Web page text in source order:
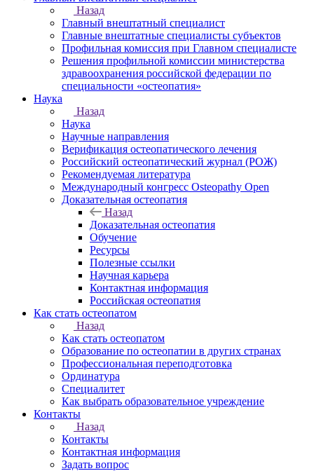
Назад
Главный внештатный специалист
Главные внештатные специалисты субъектов
Профильная комиссия при Главном специалисте
Решения профильной комиссии министерства
здравоохранения российской федерации по
специальности «остеопатия»
Наука
Назад
Наука
Научные направления
Верификация остеопатического лечения
Российский остеопатический журнал (РОЖ)
Рекомендуемая литература
Международный конгресс Osteopathy Open
Доказательная остеопатия
Назад
Доказательная остеопатия
Обучение
Ресурсы
Полезные ссылки
Научная карьера
Контактная информация
Российская остеопатия
Как стать остеопатом
Назад
Как стать остеопатом
Образование по остеопатии в других странах
Профессиональная переподготовка
Ординатура
Специалитет
Как выбрать образовательное учреждение
Контакты
Назад
Контакты
Контактная информация
Задать вопрос